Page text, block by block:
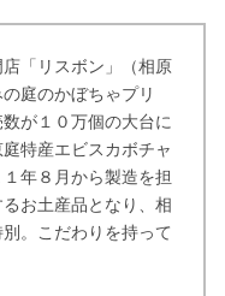
「リスボン」（相原
庭のかぼちゃプリ
が１０万個の大台に
特産エビスカボチャ
年８月から製造を担
お土産品となり、相
。こだわりを持って